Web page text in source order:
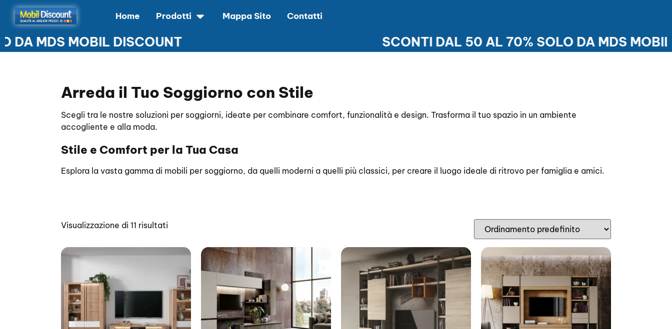
Home Prodotti Mappa Sito Contatti
SCONTI DAL 50 AL 70% SOLO DA MDS MOBIL DISCOUNT
MDS MOBIL DISCOUNT SCONTI DAL 50 AL 70% SOLO DA MDS MOBIL
Arreda il Tuo Soggiorno con Stile
Scegli tra le nostre soluzioni per soggiorni, ideate per combinare comfort, funzionalità e design. Trasforma il tuo spazio in un ambiente
accogliente e alla moda.
Stile e Comfort per la Tua Casa
Esplora la vasta gamma di mobili per soggiorno, da quelli moderni a quelli più classici, per creare il luogo ideale di ritrovo per famiglia e amici.
Visualizzazione di 11 risultati